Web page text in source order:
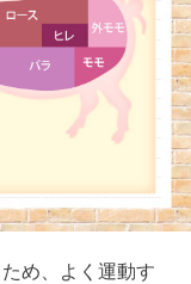
め、よく運動す